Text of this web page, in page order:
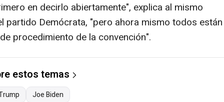
en decirlo abiertamente", explica al mismo
partido Demócrata, "pero ahora mismo todos están
procedimiento de la convención".
estos temas
Joe Biden